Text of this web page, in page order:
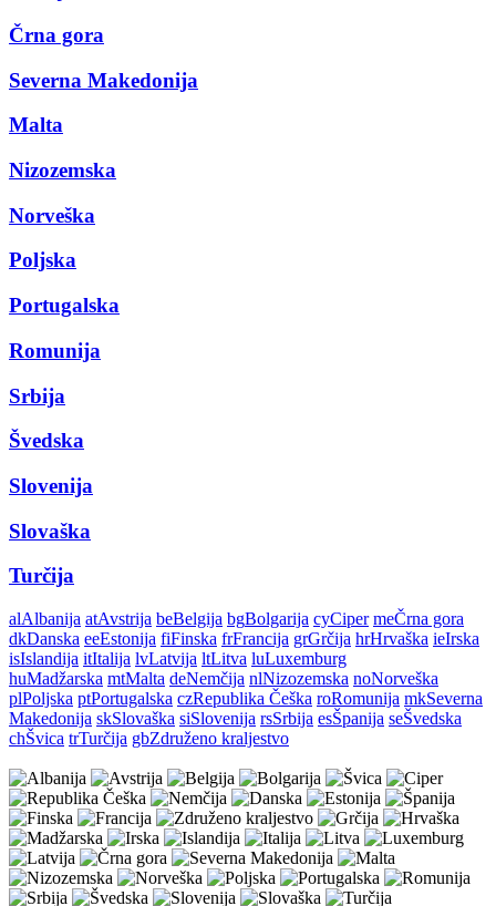
Črna gora
Severna Makedonija
Malta
Nizozemska
Norveška
Poljska
Portugalska
Romunija
Srbija
Švedska
Slovenija
Slovaška
Turčija
alAlbanija atAvstrija beBelgija bgBolgarija cyCiper meČrna gora
dkDanska eeEstonija fiFinska frFrancija grGrčija hrHrvaška ieIrska
isIslandija itItalija lvLatvija ltLitva luLuxemburg
huMadžarska mtMalta deNemčija nlNizozemska noNorveška
plPoljska ptPortugalska czRepublika Češka roRomunija mkSeverna
Makedonija skSlovaška siSlovenija rsSrbija esŠpanija seŠvedska
chŠvica trTurčija gbZdruženo kraljestvo